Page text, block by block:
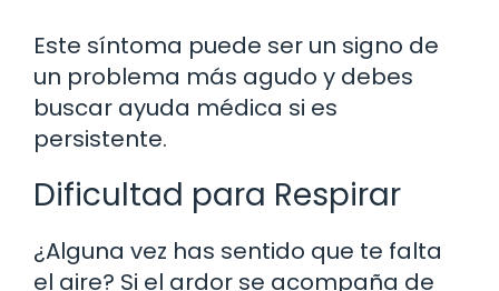
Este síntoma puede ser un signo de
un problema más agudo y debes
buscar ayuda médica si es
persistente.
Dificultad para Respirar
¿Alguna vez has sentido que te falta
el aire? Si el ardor se acompaña de